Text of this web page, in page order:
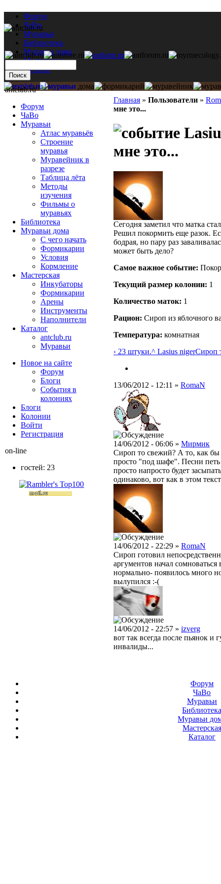
Форум
ЧаВо
Муравьи
Библиотека
Муравьи дома
Мастерская
Каталог
Главная » Пользователи »
мне это...
мне это...
Сегодня заметил что матка
Решил покормить еще разок.
бодрая, но пару раз
может быть дело?
Самое важное событие:
Текущий размер кoлонии: 1
Количество маток: 1
Рацион: Сироп из яблочного
Температура: комнатная
‹ 23 штуки.^ Lasius nigerСироп
13/06/2012 - 12:11 » RomaN
14/06/2012 - 06:06 » Мирмик
Сироп то свежий? А то, как бы
просто "под шафе". Песни петь
просто напросто будет
одинаково, вот как в этом
14/06/2012 - 22:29 » RomaN
Сироп готовил
аргументов начал сомноваться
нормально- появилось много
вылупился :-(
14/06/2012 - 22:57 » izverg
вот так всегда после пьянок и
инвалиды...
antclub.ru
Форум
ЧаВо
Муравьи
Атлас муравьёв
Строение
муравья
Муравейник в
разрезе
Таблица лёта
Методы
изучения
Фильмы о
муравьях
Библиотека
Муравьи дома
С чего начать
Формикарии
Условия
Кормление
Мастерская
Инкубаторы
Формикарии
Арены
Инструменты
Наполнители
Каталог
antclub.ru
Муравьи
Новое на сайте
Форум
Блоги
События в
колониях
Блоги
Колонии
Войти
Peгиcтpaция
on-line
гостей: 23
Форум
ЧаВо
Муравьи
Муравьи
Мастерская
Каталог